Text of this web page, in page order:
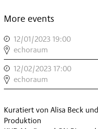
More events
12/01/2023 19:00
INEXHAUSTIBLE
EDITIONS:
SOUNDING
SPOMENIK
,
echoraum
12/02/2023 17:00
INEXHAUSTIBLE
EDITIONS:
MIT
LASZLO
echoraum
Kuratiert von Alisa Beck
Produktion